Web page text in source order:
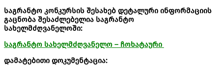
საგრანტო კონკურსის შესახებ დეტალური ინფორმაციის
გაცნობა შესაძლებელია საგრანტო
სახელმძღვანელოში:
საგრანტო სახელმძღვანელო – ჩოხატაური
დამატებითი დოკუმენტაცია: